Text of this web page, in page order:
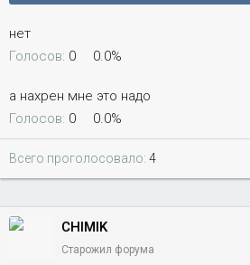
ы
л
нет
Голосов: 0 0.0%
а нахрен мне это надо
Голосов: 0 0.0%
Всего проголосовало 4
CHIMIK
Старожил форума